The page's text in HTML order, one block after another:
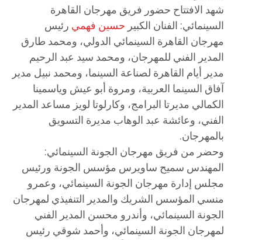
شهد الافتتاح حضور فريق مهرجان القاهرة
السينمائي: الفنان الكبير حسين فهمي رئيس
مهرجان القاهرة السينمائي الدولي، ومحمد طارق
المدير الفني للمهرجان، ومحمد سيد عبد الرحيم
مدير أيام القاهرة لصناعة السينما، ومحمد نبيل مدير
آفاق السينما العربية، ومروة أبو عيش وياسمينا
الكمالي مديرتا البرامج، وكارلوتا لويز مساعد المدير
الفني، وعائشة عبد الوهاب مديرة التسويق
بالمهرجان.
وحضر من فريق مهرجان الجونة السينمائي:
المهندس سميح ساويرس مؤسس الجونة ورئيس
مجلس إدارة مهرجان الجونة السينمائي، وعمرو
منسي المؤسس الشريك والمدير التنفيذي لمهرجان
الجونة السينمائي، وأندرو محسن المدير الفني
لمهرجان الجونة السينمائي، وأحمد شوقي رئيس